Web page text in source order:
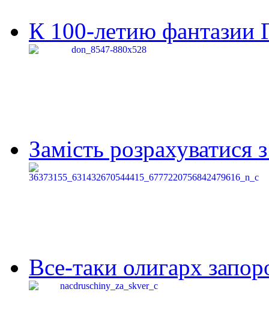
К 100-летию фантазии
Замість
Все-таки олигарх